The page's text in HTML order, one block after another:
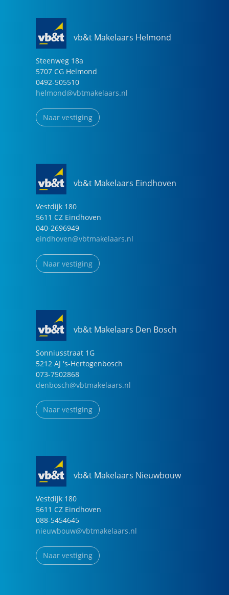
vb&t Makelaars Helmond
Steenweg 18a
5707 CG Helmond
0492-505510
helmond@vbtmakelaars.nl
Naar vestiging
vb&t Makelaars Eindhoven
Vestdijk 180
5611 CZ Eindhoven
040-2696949
eindhoven@vbtmakelaars.nl
Naar vestiging
vb&t Makelaars Den Bosch
Sonniusstraat 1G
5212 AJ 's-Hertogenbosch
073-7502868
denbosch@vbtmakelaars.nl
Naar vestiging
vb&t Makelaars Nieuwbouw
Vestdijk 180
5611 CZ Eindhoven
088-5454645
nieuwbouw@vbtmakelaars.nl
Naar vestiging